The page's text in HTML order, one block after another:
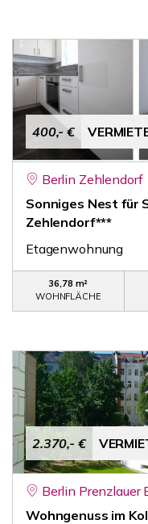
400,- €
Berlin Zehlendorf
Sonniges Nest für
Zehlendorf***
Etagenwohnung
36,78 m²
WOHNFLÄCHE
2.370,- €
Berlin Prenzlauer
Wohngenuss im